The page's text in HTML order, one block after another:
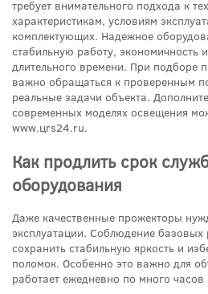
требует внимательного подхода к
характеристикам, условиям
комплектующих. Надежное
стабильную работу, экономичность
длительного времени. При подборе
важно обращаться к проверенным
реальные задачи объекта.
современных моделях освещения
www.цrs24.ru.
Как продлить срок
оборудования
Даже качественные прожекторы
эксплуатации. Соблюдение базовых
сохранить стабильную яркость и
поломок. Особенно это важно для
работает ежедневно по много часов